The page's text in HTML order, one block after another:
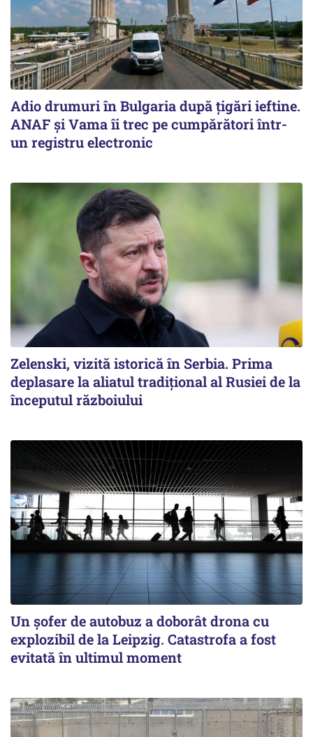
Adio drumuri în Bulgaria după țigări ieftine.
ANAF și Vama îi trec pe cumpărători într-
un registru electronic
Zelenski, vizită istorică în Serbia. Prima
deplasare la aliatul tradițional al Rusiei de la
începutul războiului
Un șofer de autobuz a doborât drona cu
explozibil de la Leipzig. Catastrofa a fost
evitată în ultimul moment